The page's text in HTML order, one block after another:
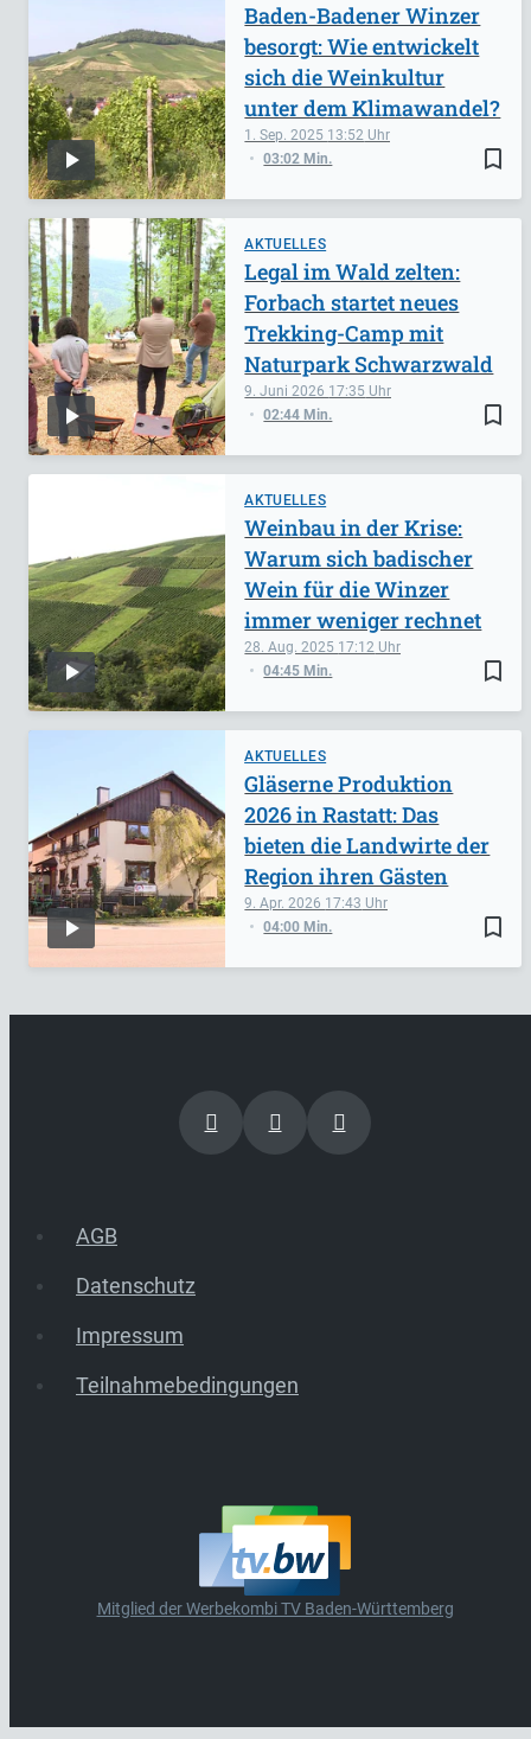
bookmark_border
1. Sep. 2025 13:52
03:02 Min.
Baden-Badener Winzer
besorgt: Wie entwickelt
sich die Weinkultur
unter dem Klimawandel?
AKTUELLES
bookmark_border
9. Juni 2026 17:35
02:44 Min.
Legal im Wald zelten:
Forbach startet neues
Trekking-Camp mit
Naturpark Schwarzwald
AKTUELLES
bookmark_border
28. Aug. 2025 17:12
04:45 Min.
Weinbau in der Krise:
Warum sich badischer
Wein für die Winzer
immer weniger rechnet
AKTUELLES
bookmark_border
9. Apr. 2026 17:43
04:00 Min.
Gläserne Produktion
2026 in Rastatt: Das
bieten die Landwirte der
Region ihren Gästen
AGB
Datenschutz
Impressum
Teilnahmebedingungen
Mitglied der Werbekombi TV Baden-Württemberg